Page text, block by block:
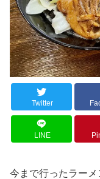
Twitter
LINE
今まで行ったラーメ